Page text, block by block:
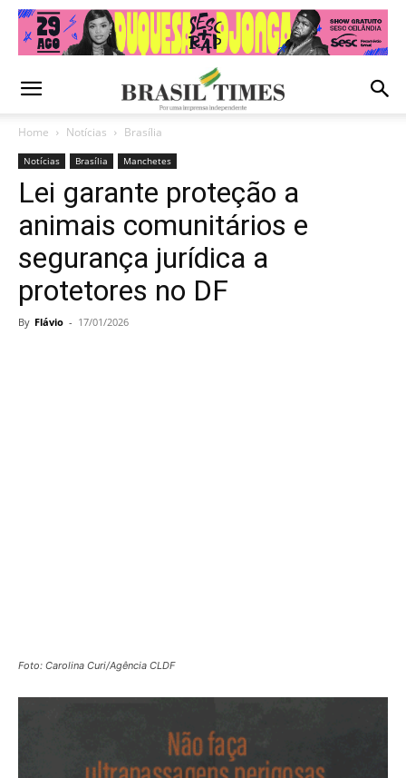
Home Notícias Brasília
Notícias Brasília Manchetes
Lei garante proteção a
animais comunitários e
segurança jurídica a
protetores no DF
By Flávio - 17/01/2026
Foto: Carolina Curi/Agência CLDF